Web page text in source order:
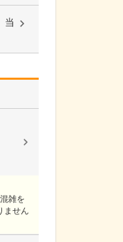
当
雑を
ません